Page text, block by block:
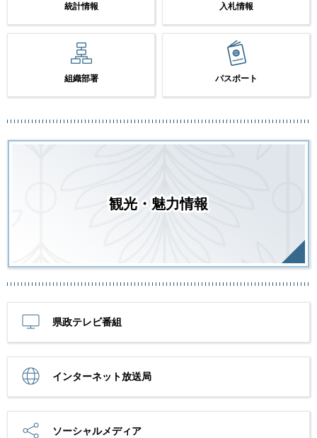
統計情報 入札情報
組織部署 パスポート
観光・魅力情報
県政テレビ番組
インターネット放送局
ソーシャルメディア